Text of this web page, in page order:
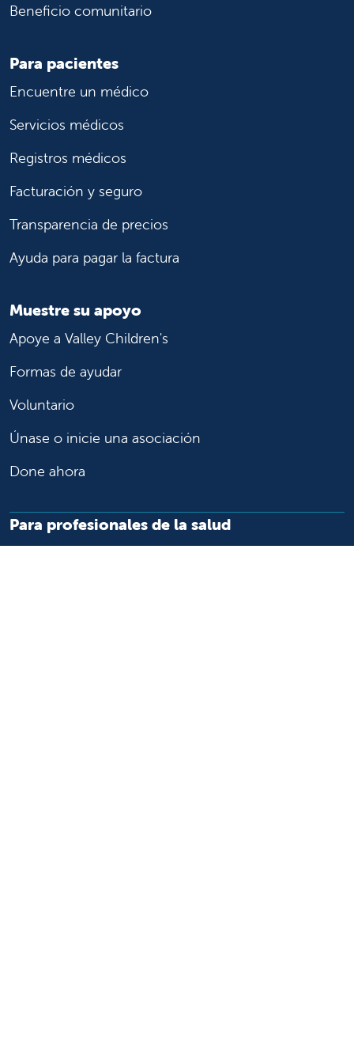
Beneficio comunitario
Para pacientes
Encuentre un médico
Servicios médicos
Registros médicos
Facturación y seguro
Transparencia de precios
Ayuda para pagar la factura
Muestre su apoyo
Apoye a Valley Children's
Formas de ayudar
Voluntario
Únase o inicie una asociación
Done ahora
Para profesionales de la salud